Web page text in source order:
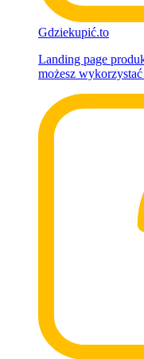
Gdziekupić.to
Landing page
możesz